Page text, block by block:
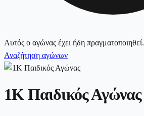
Αυτός ο αγώνας έχει ήδη πραγματοποιηθεί.
Αναζήτηση αγώνων
1K Παιδικός Αγώνας